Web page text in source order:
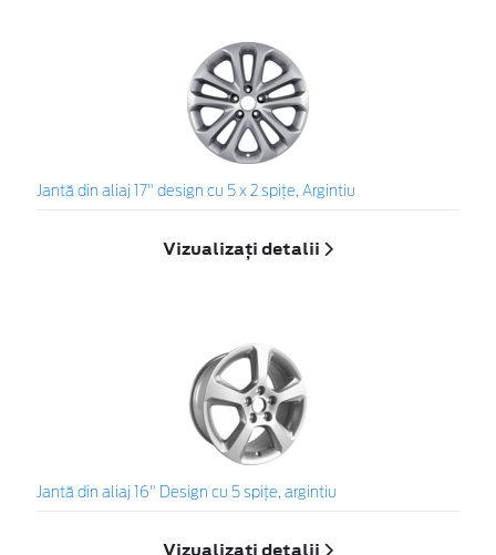
Jantă din aliaj 17" design cu 5 x 2 spiţe, Argintiu
Vizualizați detalii
Jantă din aliaj 16" Design cu 5 spiţe, argintiu
Vizualizați detalii